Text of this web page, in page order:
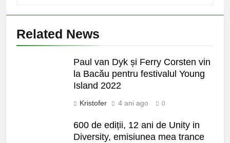
Related News
Paul van Dyk și Ferry Corsten vin
la Bacău pentru festivalul Young
Island 2022
Kristofer 4 ani ago 0
600 de ediții, 12 ani de Unity in
Diversity, emisiunea mea trance